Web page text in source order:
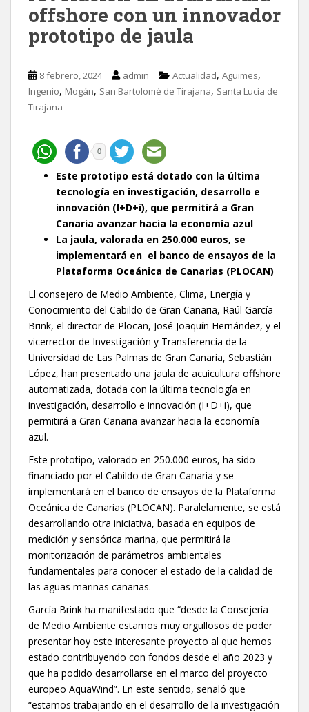
offshore con un innovador
prototipo de jaula
8 febrero, 2024 admin Actualidad, Agüimes,
Ingenio, Mogán, San Bartolomé de Tirajana, Santa Lucía de
Tirajana
0
Este prototipo está dotado con la última
tecnología en investigación, desarrollo e
innovación (I+D+i), que permitirá a Gran
Canaria avanzar hacia la economía azul
La jaula, valorada en 250.000 euros, se
implementará en el banco de ensayos de la
Plataforma Oceánica de Canarias (PLOCAN)
El consejero de Medio Ambiente, Clima, Energía y
Conocimiento del Cabildo de Gran Canaria, Raúl García
Brink, el director de Plocan, José Joaquín Hernández, y el
vicerrector de Investigación y Transferencia de la
Universidad de Las Palmas de Gran Canaria, Sebastián
López, han presentado una jaula de acuicultura offshore
automatizada, dotada con la última tecnología en
investigación, desarrollo e innovación (I+D+i), que
permitirá a Gran Canaria avanzar hacia la economía
azul.
Este prototipo, valorado en 250.000 euros, ha sido
financiado por el Cabildo de Gran Canaria y se
implementará en el banco de ensayos de la Plataforma
Oceánica de Canarias (PLOCAN). Paralelamente, se está
desarrollando otra iniciativa, basada en equipos de
medición y sensórica marina, que permitirá la
monitorización de parámetros ambientales
fundamentales para conocer el estado de la calidad de
las aguas marinas canarias.
García Brink ha manifestado que “desde la Consejería
de Medio Ambiente estamos muy orgullosos de poder
presentar hoy este interesante proyecto al que hemos
estado contribuyendo con fondos desde el año 2023 y
que ha podido desarrollarse en el marco del proyecto
europeo AquaWind”. En este sentido, señaló que
“estamos trabajando en el desarrollo de la investigación